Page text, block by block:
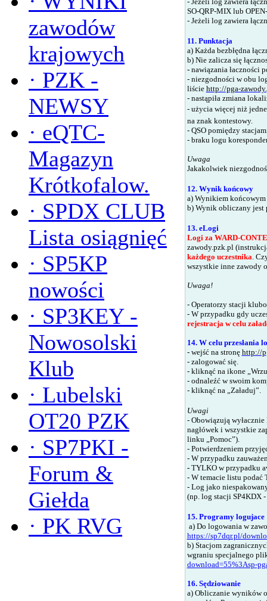
zawodów
krajowych
· PZK -
NEWSY
· eQTC-
Magazyn
Krótkofalow.
· SPDX CLUB
Lista osiągnięć
· SP5KP
nowości
· SP3KEY -
Nowosolski
Klub
· Lubelski
OT20 PZK
· SP7PKI -
Forum &
Giełda
· PK RVG
SO-QRP-MIX lub
-Jeżeli log zawiera
11. Punktacja
a)Każda bezbłędna
b) Nie zalicza się
-nawiązania łaczności
- niezgodności w obu
liście http://pga-
- nastąpiła zmiana
- użycia więcej niż
na znak kontestowy.
- QSO pomiędzy
- braku logu
Uwaga
Jakakolwiek
12. Wynik końcowy
a)Wynikiem końcowym
b)Wynik obliczany jest
13. eLogi
Logi za WARD-
zawody.pzk.pl
każdego uczestnika .
wszystkie inne zawody
Uwaga!
- Operatorzy stacji
- W przypadku gdy
rejestracja w celu
14. W celu przesłania
- wejść na stronę http://
- zalogować się.
- kliknąć na ikone
- odnaleźć w swoim
- kliknąć na
„Załaduj”.
Uwagi
- Obowiązują
nagłówek i wszystkie
linku
„Pomoc”).
- Potwierdzeniem
- W przypadku
- TYLKO w przypadku
- W temacie listu
- Log jako
(np. log stacji SP4KDX
15. Programy logujace
a) Do logowania w
https://sp7dqr.pl/
b)Stacjom
wgraniu specjalnego
download=55%3Asp-
16. Sędziowanie
a)Obliczanie wyników